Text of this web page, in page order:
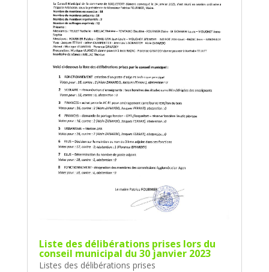
Liste des délibérations prises lors du
conseil municipal du 30 janvier 2023
Listes des délibérations prises